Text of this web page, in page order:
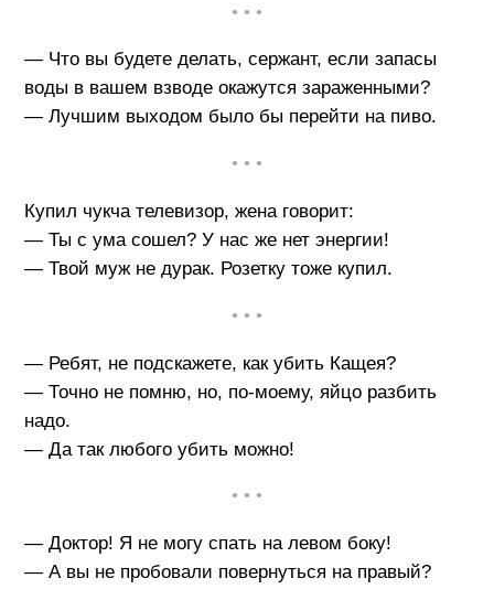
• • •
— Что вы будете делать, сержант, если запасы
воды в вашем взводе окажутся зараженными?
— Лучшим выходом было бы перейти на пиво.
• • •
Купил чукча телевизор, жена говорит:
— Ты с ума сошел? У нас же нет энергии!
— Твой муж не дурак. Розетку тоже купил.
• • •
— Ребят, не подскажете, как убить Кащея?
— Точно не помню, но, по-моему, яйцо разбить
надо.
— Да так любого убить можно!
• • •
— Доктор! Я не могу спать на левом боку!
— А вы не пробовали повернуться на правый?